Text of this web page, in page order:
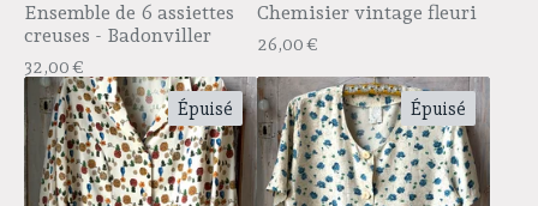
Ensemble de 6 assiettes
creuses - Badonviller
32,00€
Chemisier vintage fleuri
26,00€
Épuisé Épuisé